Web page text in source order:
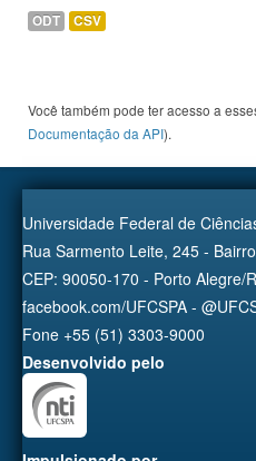
ODT CSV
Você também pode ter acesso a
Documentação da API).
Universidade Federal de
Rua Sarmento Leite, 245 -
CEP: 90050-170 - Porto Alegre/
facebook.com/UFCSPA -
Fone +55 (51) 3303-9000
Desenvolvido pelo